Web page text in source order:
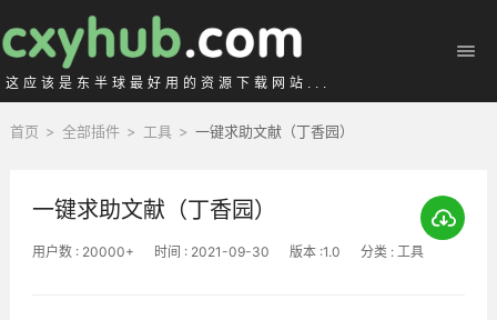
这应该是东半球最好用的资源下载网站...
首页 > 全部插件 > 工具 > 一键求助文献（丁香园）
一键求助文献（丁香园）
用户数 : 20000+ 时间 : 2021-09-30 版本 :1.0 分类 : 工具